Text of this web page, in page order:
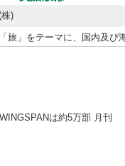
)
旅」をテーマに、国内及び
は約5万部 月刊